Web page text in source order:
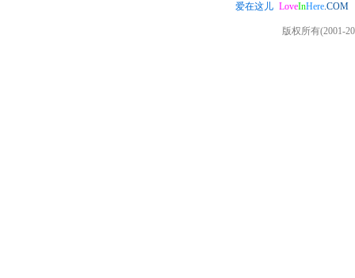
爱在这儿 LoveInHere.COM
版权所有(2001-